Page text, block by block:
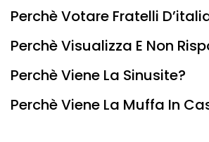
Perchè Votare Fratelli
Perchè Visualizza E Non
Perchè Viene La Sinusite?
Perchè Viene La Muffa In